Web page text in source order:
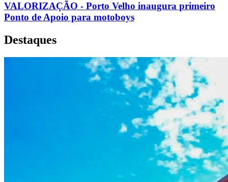
VALORIZAÇÃO - Porto Velho inaugura primeiro
Ponto de Apoio para motoboys
Destaques